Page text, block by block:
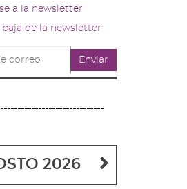
a la newsletter
baja de la newsletter
Enviar
Mes
siguiente
2026